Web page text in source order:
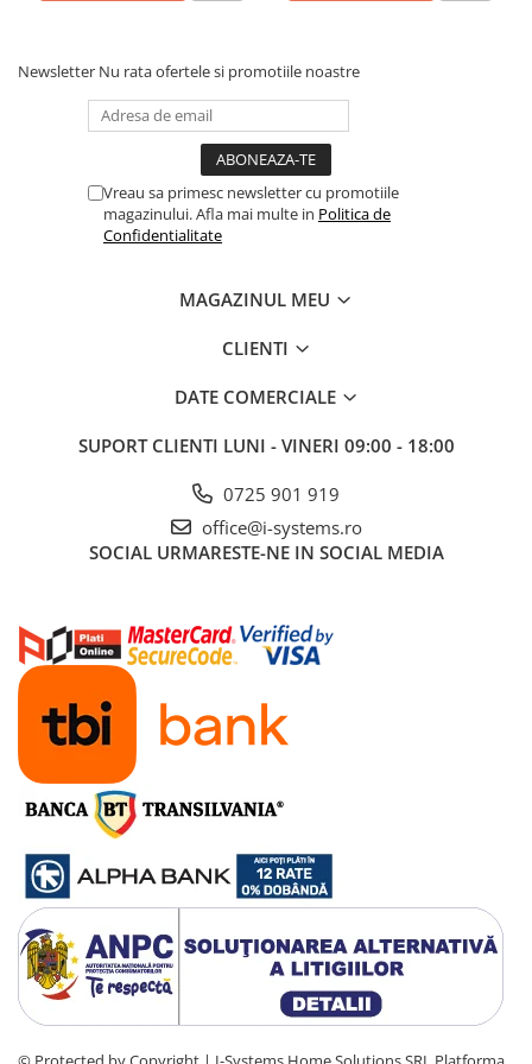
Newsletter Nu rata ofertele si promotiile noastre
Vreau sa primesc newsletter cu promotiile
magazinului. Afla mai multe in Politica de
Confidentialitate
MAGAZINUL MEU
CLIENTI
DATE COMERCIALE
SUPORT CLIENTI LUNI - VINERI 09:00 - 18:00
0725 901 919
office@i-systems.ro
SOCIAL URMARESTE-NE IN SOCIAL MEDIA